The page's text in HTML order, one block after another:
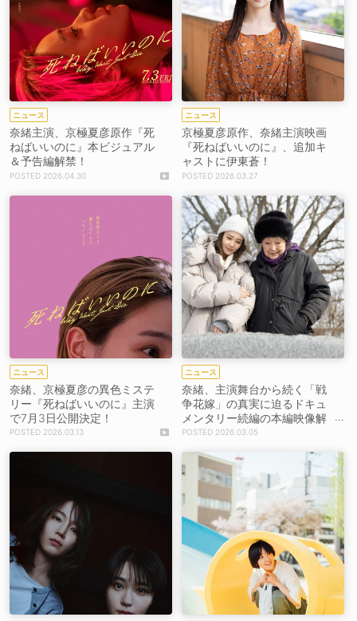
ニュース
奈緒主演、京極夏彦原作『死
ねばいいのに』本ビジュアル
＆予告編解禁！
2026.04.30
ニュース
京極夏彦原作、奈緒主演映画
『死ねばいいのに』、追加キ
ャストに伊東蒼！
2026.03.27
ニュース
奈緒、京極夏彦の異色ミステ
リー『死ねばいいのに』主演
で7月3日公開決定！
2026.03.13
ニュース
奈緒、主演舞台から続く「戦
争花嫁」の真実に迫るドキュ
メンタリー続編の本編映像解
禁！
2026.03.05